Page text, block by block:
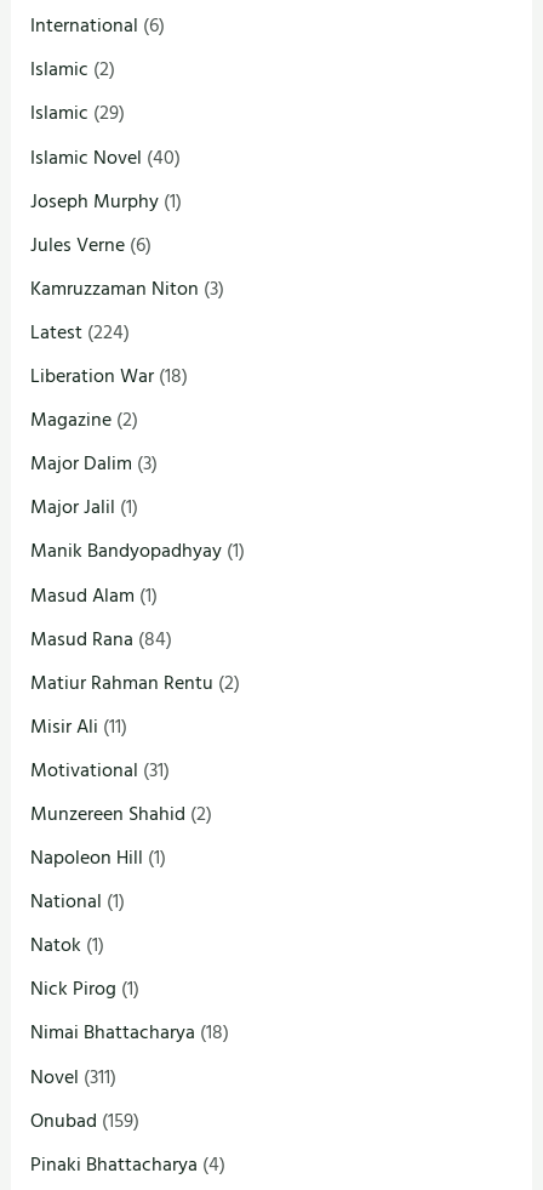
International (6)
Islamic (2)
Islamic (29)
Islamic Novel (40)
Joseph Murphy(1)
Jules Verne(6)
Kamruzzaman Niton (3)
Latest(224)
Liberation War(18)
Magazine(2)
Major Dalim (3)
Major Jalil (1)
Manik Bandyopadhyay(1)
Masud Alam (1)
Masud Rana (84)
Matiur Rahman Rentu (2)
Misir Ali (11)
Motivational (31)
Munzereen Shahid (2)
Napoleon Hill (1)
National (1)
Natok (1)
Nick Pirog (1)
Nimai Bhattacharya (18)
Novel (311)
Onubad (159)
Pinaki Bhattacharya (4)